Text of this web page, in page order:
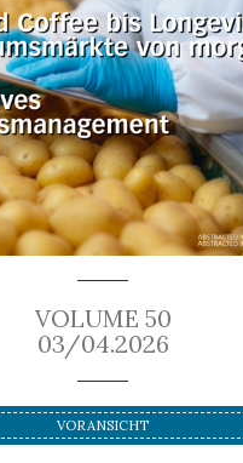
VOLUME 50
03/04.2026
VORANSICHT